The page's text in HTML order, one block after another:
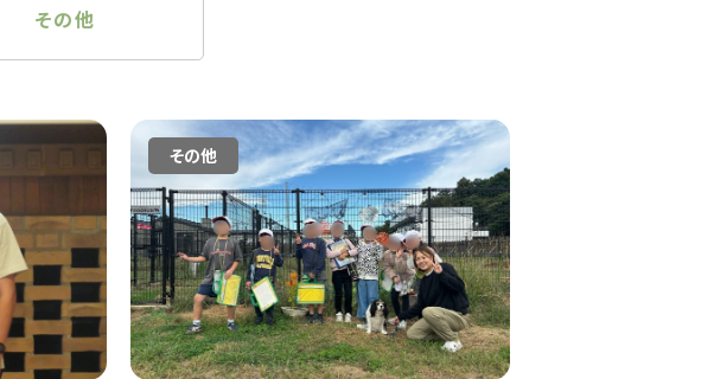
その他
その他